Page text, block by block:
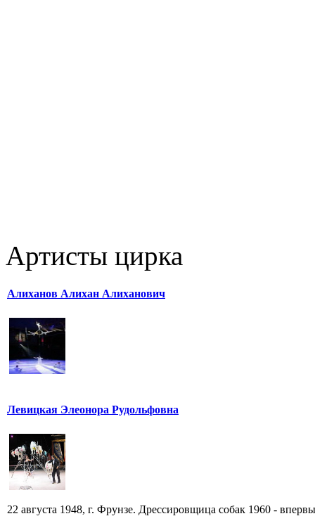
Артисты цирка
Алиханов Алихан Алиханович
Левицкая Элеонора Рудольфовна
22 августа 1948, г. Фрунзе. Дрессировщица собак 1960 -